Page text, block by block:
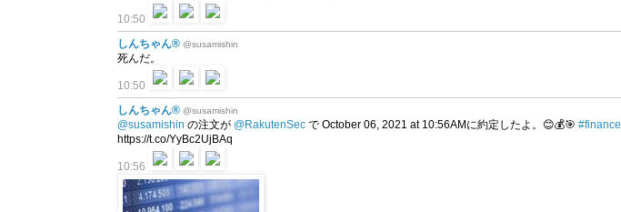
10:50
しんちゃん® @susamishin
死んだ。
10:50
しんちゃん® @susamishin
@susamishin の注文が @RakutenSec で October 06, 2021 at 10:56AMに約定したよ。😊💰🎯 #finance
https://t.co/YyBc2UjBAq
10:56